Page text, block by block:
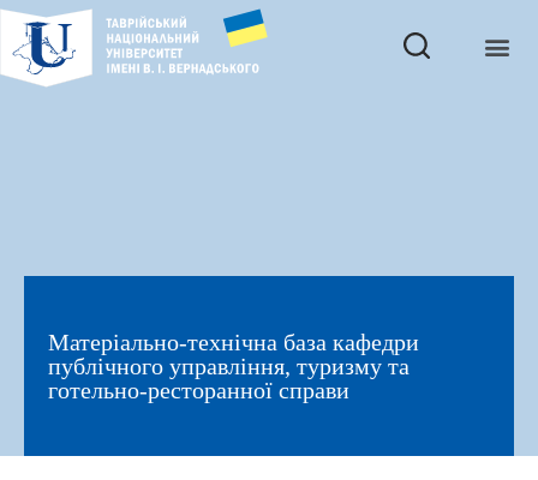
Матеріально-технічна база кафедри
публічного управління, туризму та
готельно-ресторанної справи